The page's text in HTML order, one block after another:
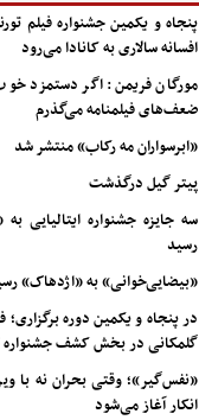
پنجاه و یکمین جشنواره فیلم
افسانه سالاری به کانادا می‌رود
مورگان فریمن: اگر دستمزد
ضعف‌های فیلمنامه می‌گذرم
«ابرسواران مه رکاب» منتشر شد
پیتر گیل درگذشت
سه جایزه جشنواره ایتالیایی به
رسید
«بیضایی‌خوانی» به «اژدهاک»
در پنجاه و یکمین دوره برگزاری؛
گلمکانی در بخش کشف جشنواره
«نفس‌گیر»؛ وقتی بحران نه با
انکار آغاز می‌شود